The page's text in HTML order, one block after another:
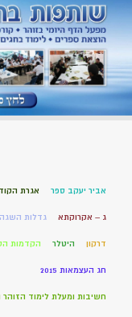
אביר יעקב ספר אגרת
ג – אקרוקתא גדלות השגה
דרקון היטלר הקדמות
חג העצמאות 2015
חשיבות ומעלת לימוד